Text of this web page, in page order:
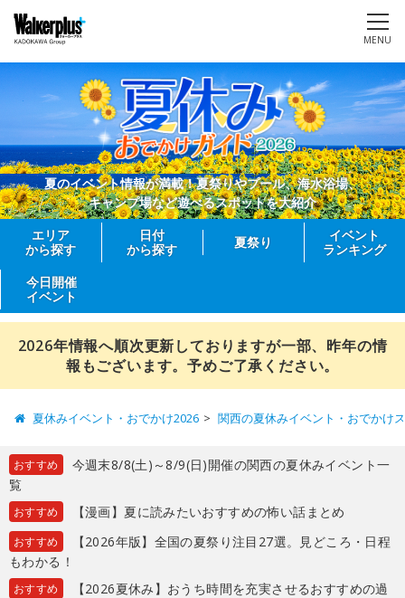
MENU
夏のイベント情報が満載！夏祭りやプール、海水浴場、
キャンプ場など遊べるスポットを大紹介
エリア
から探す
日付
から探す
夏祭り
イベント
ランキング
今日開催
イベント
2026年情報へ順次更新しておりますが一部、昨年の情
報もございます。予めご了承ください。
夏休みイベント・おでかけ2026 関西の夏休みイベント・おでかけ
おすすめ
今週末8/8(土)～8/9(日)開催の関西の夏休みイベント一
覧
おすすめ 【漫画】夏に読みたいおすすめの怖い話まとめ
おすすめ
【2026年版】全国の夏祭り注目27選。見どころ・日程
もわかる！
おすすめ
【2026夏休み】おうち時間を充実させるおすすめの過